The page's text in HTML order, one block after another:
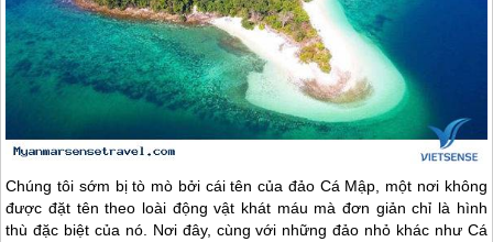
Chúng tôi sớm bị tò mò bởi cái tên của đảo Cá Mập, một nơi không
được đặt tên theo loài động vật khát máu mà đơn giản chỉ là hình
thù đặc biệt của nó. Nơi đây, cùng với những đảo nhỏ khác như Cá